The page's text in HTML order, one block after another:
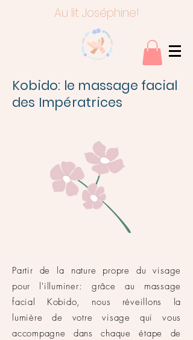
Au lit Joséphine!
Kobido: le massage facial
des Impératrices
Partir de la nature propre du visage
pour l'illuminer: grâce au massage
facial Kobido, nous réveillons la
lumière de votre visage qui vous
accompagne dans chaque étape de